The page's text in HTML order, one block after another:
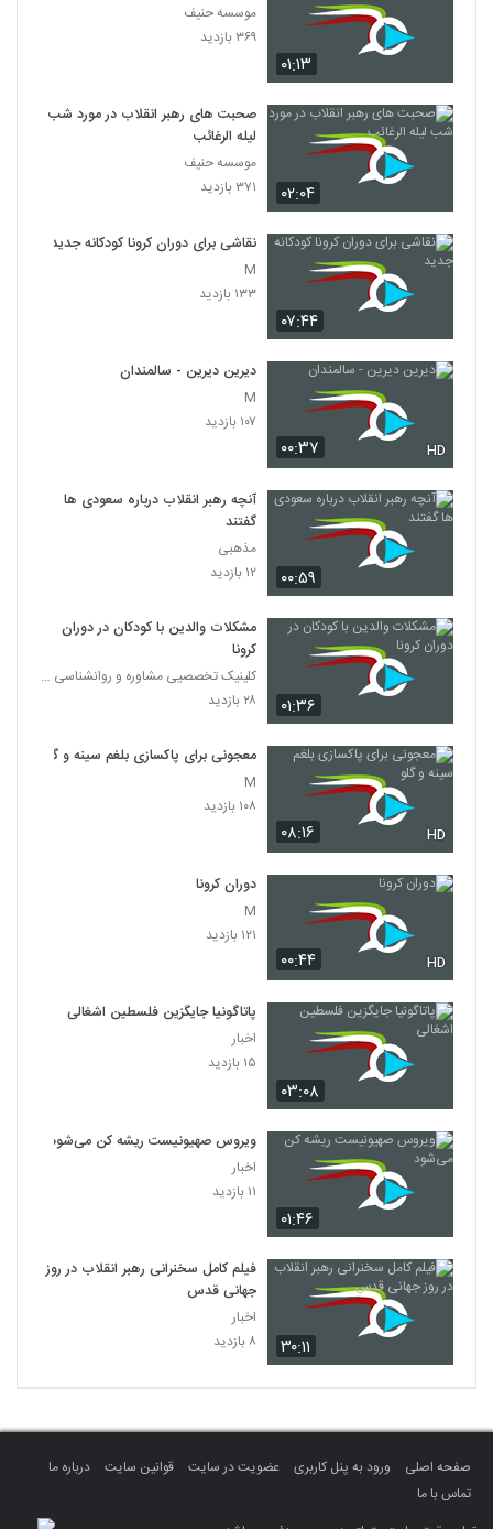
۰۱:۱۳
موسسه حنیف
۳۶۹ بازدید
۰۲:۰۴
صحبت های رهبر انقلاب در مورد شب
لیله الرغائب
موسسه حنیف
۳۷۱ بازدید
۰۷:۴۴
نقاشی برای دوران کرونا کودکانه جدید
M
۱۳۳ بازدید
۰۰:۳۷ HD
دیرین دیرین - سالمندان
M
۱۰۷ بازدید
۰۰:۵۹
آنچه رهبر انقلاب درباره سعودی ها
گفتند
مذهبی
۱۲ بازدید
۰۱:۳۶
مشکلات والدین با کودکان در دوران
کرونا
کلینیک تخصصیی مشاوره و روانشناسی خانواده ایرانی
۲۸ بازدید
۰۸:۱۶ HD
معجونی برای پاکسازی بلغم سینه و گلو
M
۱۰۸ بازدید
۰۰:۴۴ HD
دوران کرونا
M
۱۲۱ بازدید
۰۳:۰۸
پاتاگونیا جایگزین فلسطین اشغالی
اخبار
۱۵ بازدید
۰۱:۴۶
ویروس صهیونیست ریشه‌ کن می‌شود
اخبار
۱۱ بازدید
۳۰:۱۱
فیلم کامل سخنرانی رهبر انقلاب در روز
جهانی قدس
اخبار
۸ بازدید
صفحه اصلی ورود به پنل کاربری عضویت در سایت قوانین سایت
درباره ما
تماس با ما